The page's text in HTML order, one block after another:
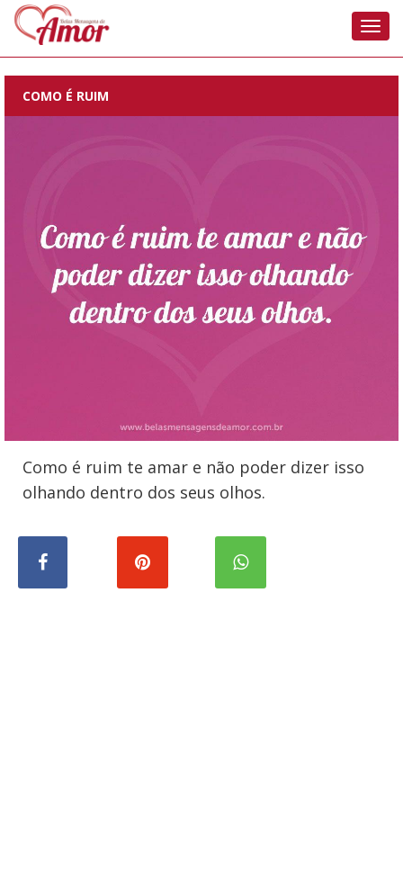
COMO É RUIM
Como é ruim te amar e não poder dizer isso
olhando dentro dos seus olhos.